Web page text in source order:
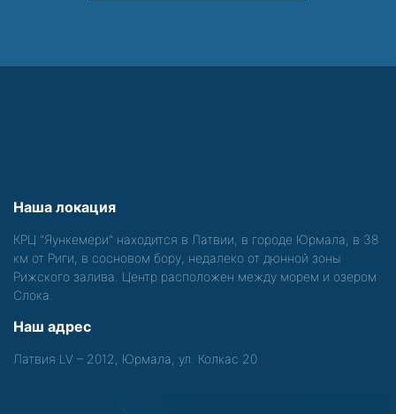
Наша локация
КРЦ "Яункемери" находится в Латвии, в городе Юрмала, в 38
км от Риги, в сосновом бору, недалеко от дюнной зоны
Рижского залива. Центр расположен между морем и озером
Слока.
Наш адрес
Латвия LV – 2012, Юрмала, ул. Колкас 20